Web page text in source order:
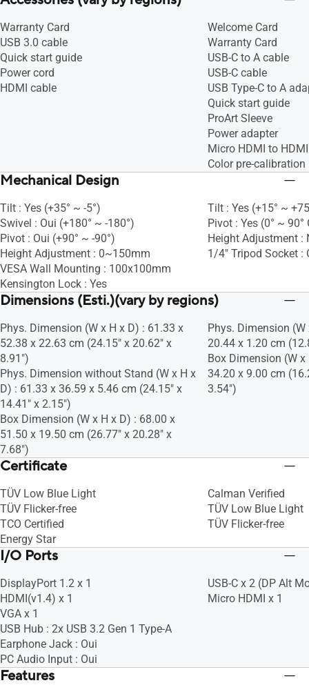
Warranty Card
USB 3.0 cable
Quick start guide
Power cord
HDMI cable
Welcome Card
Warranty Card
USB-C to A cable
USB-C cable
USB Type-C to A
Quick start guide
ProArt Sleeve
Power adapter
Micro HDMI to
Color pre-calibration
Mechanical Design
Tilt : Yes (+35° ~ -5°)
Swivel : Oui (+180° ~ -180°)
Pivot : Oui (+90° ~ -90°)
Height Adjustment : 0~150mm
VESA Wall Mounting : 100x100mm
Kensington Lock : Yes
Tilt : Yes (+15° ~
Pivot : Yes (0° ~
Height Adjustment :
1/4" Tripod Socket :
Dimensions (Esti.)(vary by regions)
Phys. Dimension (W x H x D) : 61.33 x
52.38 x 22.63 cm (24.15" x 20.62" x
8.91")
Phys. Dimension without Stand (W x H x
D) : 61.33 x 36.59 x 5.46 cm (24.15" x
14.41" x 2.15")
Box Dimension (W x H x D) : 68.00 x
51.50 x 19.50 cm (26.77" x 20.28" x
7.68")
Phys. Dimension
20.44 x 1.20 cm
Box Dimension (W
34.20 x 9.00 cm
3.54")
Certificate
TÜV Low Blue Light
TÜV Flicker-free
TCO Certified
Energy Star
Calman Verified
TÜV Low Blue Light
TÜV Flicker-free
I/O Ports
DisplayPort 1.2 x 1
HDMI(v1.4) x 1
VGA x 1
USB Hub : 2x USB 3.2 Gen 1 Type-A
Earphone Jack : Oui
PC Audio Input : Oui
USB-C x 2 (DP Alt
Micro HDMI x 1
Features